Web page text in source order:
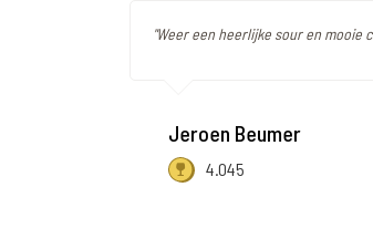
"Weer een heerlijke sour en mooie
Jeroen Beumer
4.045